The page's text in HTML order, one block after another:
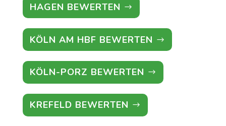
HAGEN BEWERTEN
KÖLN AM HBF BEWERTEN
KÖLN-PORZ BEWERTEN
KREFELD BEWERTEN